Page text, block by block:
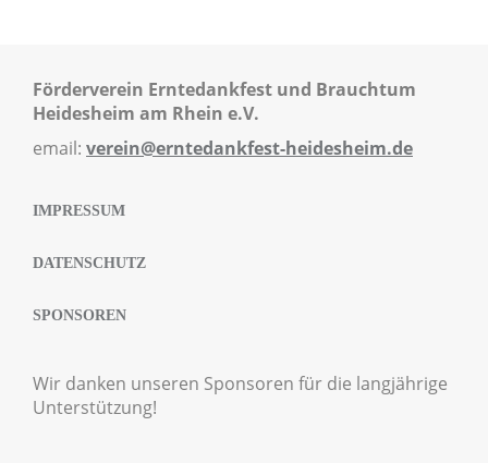
Förderverein Erntedankfest und Brauchtum
Heidesheim am Rhein e.V.
email: verein@erntedankfest-heidesheim.de
IMPRESSUM
DATENSCHUTZ
SPONSOREN
Wir danken unseren Sponsoren für die langjährige
Unterstützung!